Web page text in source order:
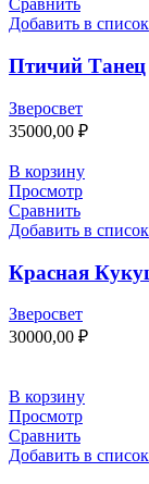
Сравнить
Добавить в список
Птичий Танец
Зверосвет
35000,00 ₽
В корзину
Просмотр
Сравнить
Добавить в список
Красная
Зверосвет
30000,00 ₽
В корзину
Просмотр
Сравнить
Добавить в список